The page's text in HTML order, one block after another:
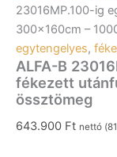
23016MP.100-ig
300x160cm –
egytengelyes,
ALFA-B
fékezett
össztömeg
643.900 Ft nettó (